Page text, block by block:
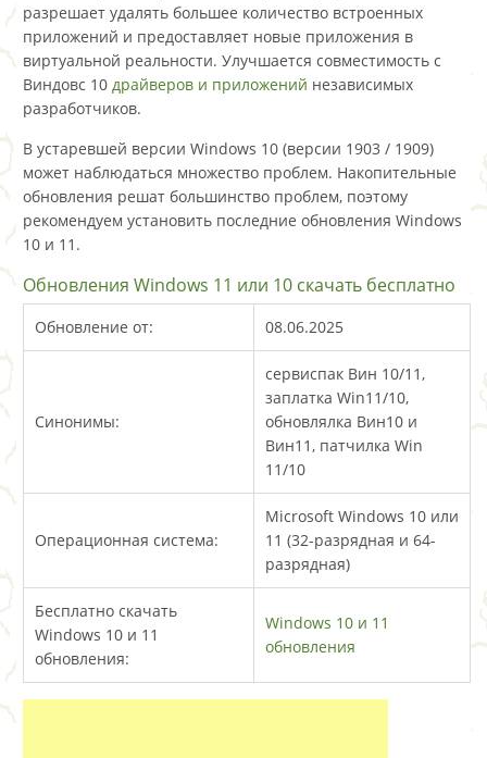
разрешает удалять большее количество встроенных
приложений и предоставляет новые приложения в
виртуальной реальности. Улучшается совместимость с
Виндовс 10 драйверов и приложений независимых
разработчиков.
В устаревшей версии Windows 10 (версии 1903 / 1909)
может наблюдаться множество проблем. Накопительные
обновления решат большинство проблем, поэтому
рекомендуем установить последние обновления Windows
10 и 11.
Обновления Windows 11 или 10 скачать бесплатно
Обновление от: 08.06.2025
Синонимы:
сервиспак Вин 10/11,
заплатка Win11/10,
обновлялка Вин10 и
Вин11, патчилка Win
11/10
Операционная система:
Microsoft Windows 10 или
11 (32-разрядная и 64-
разрядная)
Бесплатно скачать
Windows 10 и 11
обновления:
Windows 10 и 11
обновления